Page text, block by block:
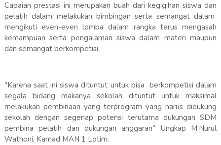
Capaian prestasi ini merupakan buah dari kegigihan siswa dan
pelatih dalam melakukan bimbingan serta semangat dalam
mengikuti even-even lomba dalam rangka terus mengasah
kemampuan serta pengalaman siswa dalam materi maupun
dan semangat berkompetisi.
"Karena saat ini siswa dituntut untuk bisa berkompetisi dalam
segala bidang makanya sekolah dituntut untuk maksimal
melakukan pembinaan yang terprogram yang harus didukung
sekolah dengan segenap potensi terutama dukungan SDM
pembina pelatih dan dukungan anggaran" Ungkap M.Nurul
Wathoni, Kamad MAN 1 Lotim.